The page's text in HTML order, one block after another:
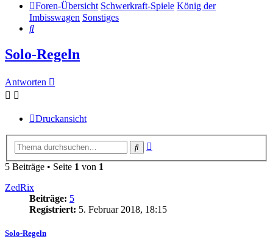
Foren-Übersicht Schwerkraft-Spiele König der
Imbisswagen Sonstiges
Suche
Solo-Regeln
Antworten
Druckansicht
Suche
5 Beiträge • Seite 1 von 1
ZedRix
Beiträge: 5
Registriert: 5. Februar 2018, 18:15
Solo-Regeln